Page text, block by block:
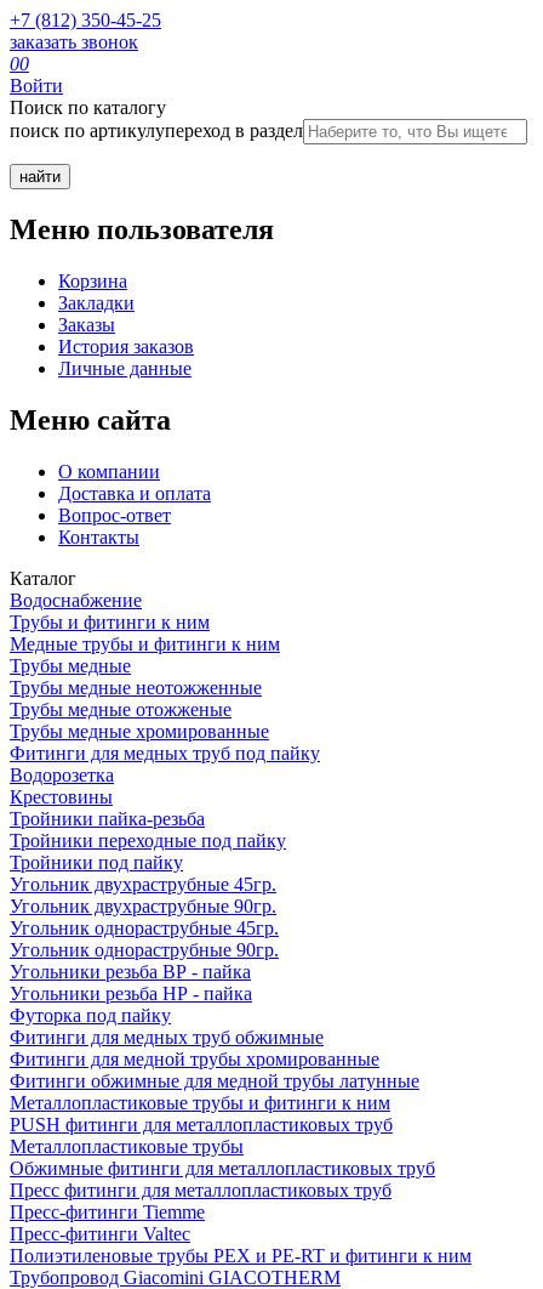
+7 (812) 350-45-25
заказать звонок
00
Войти
Поиск по каталогу
поиск по артикулупереход в раздел
Меню пользователя
Корзина
Закладки
Заказы
История заказов
Личные данные
Меню сайта
О компании
Доставка и оплата
Вопрос-ответ
Контакты
Каталог
Водоснабжение
Трубы и фитинги к ним
Медные трубы и фитинги к ним
Трубы медные
Трубы медные неотожженные
Трубы медные отожженые
Трубы медные хромированные
Фитинги для медных труб под пайку
Водорозетка
Крестовины
Тройники пайка-резьба
Тройники переходные под пайку
Тройники под пайку
Угольник двухраструбные 45гр.
Угольник двухраструбные 90гр.
Угольник однораструбные 45гр.
Угольник однораструбные 90гр.
Угольники резьба ВР - пайка
Угольники резьба НР - пайка
Футорка под пайку
Фитинги для медных труб обжимные
Фитинги для медной трубы хромированные
Фитинги обжимные для медной трубы латунные
Металлопластиковые трубы и фитинги к ним
PUSH фитинги для металлопластиковых труб
Металлопластиковые трубы
Обжимные фитинги для металлопластиковых труб
Пресс фитинги для металлопластиковых труб
Пресс-фитинги Tiemme
Пресс-фитинги Valtec
Полиэтиленовые трубы PEX и PE-RT и фитинги к ним
Трубопровод Giacomini GIACOTHERM